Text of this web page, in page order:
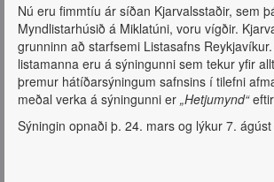
Nú eru fimmtíu ár síðan Kjarvalsstaðir, sem
Myndlistarhúsið á Miklatúni, voru vígðir.
grunninn að starfsemi Listasafns
listamanna eru á sýningunni sem tekur yfir
þremur hátíðarsýningum safnsins í tilefni
meðal verka á sýningunni er „Hetjumynd“
Sýningin opnaði þ. 24. mars og lýkur 7.